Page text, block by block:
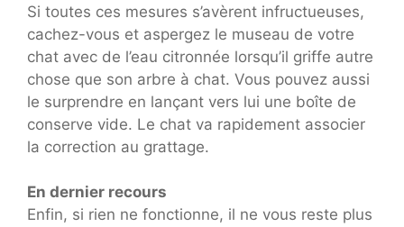
Si toutes ces mesures s’avèrent infructueuses,
cachez-vous et aspergez le museau de votre
chat avec de l’eau citronnée lorsqu’il griffe autre
chose que son arbre à chat. Vous pouvez aussi
le surprendre en lançant vers lui une boîte de
conserve vide. Le chat va rapidement associer
la correction au grattage.
En dernier recours
Enfin, si rien ne fonctionne, il ne vous reste plus